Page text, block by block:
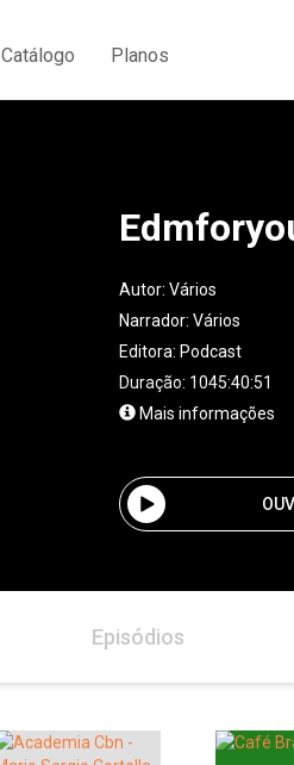
Catálogo Planos
Autor: Vários
Narrador: Vários
Editora: Podcast
Duração: 1045:40:51
Mais informações
Episódios